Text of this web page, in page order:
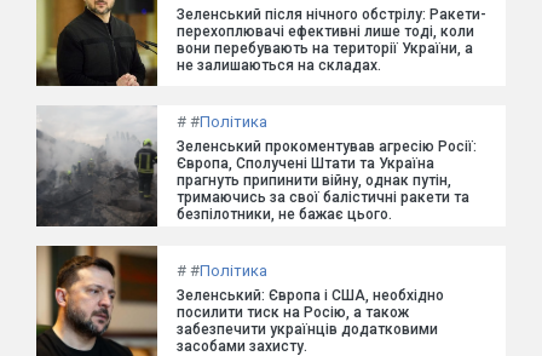
Зеленський після нічного обстрілу: Ракети-
перехоплювачі ефективні лише тоді, коли
вони перебувають на території України, а
не залишаються на складах.
# #Політика
Зеленський прокоментував агресію Росії:
Європа, Сполучені Штати та Україна
прагнуть припинити війну, однак путін,
тримаючись за свої балістичні ракети та
безпілотники, не бажає цього.
# #Політика
Зеленський: Європа і США, необхідно
посилити тиск на Росію, а також
забезпечити українців додатковими
засобами захисту.